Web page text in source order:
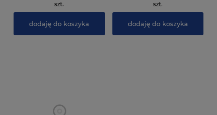
szt.
dodaję do koszyka
szt.
dodaję do koszyka